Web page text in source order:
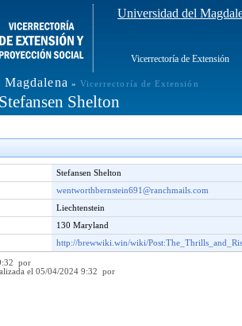
Universidad del
Vicerrectoría de Extensión
» Vicerrectoría de Extensión
Shelton
Stefansen Shelton
wentworthbernstein691@ranchmails.com
Liechtenstein
130 Maryland
http://brewwiki.win/wiki/
por
el 05/04/2024 9:32 por